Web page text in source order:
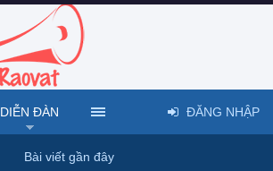
DIỄN ĐÀN
Bài viết gần đây
ĐĂNG NHẬP